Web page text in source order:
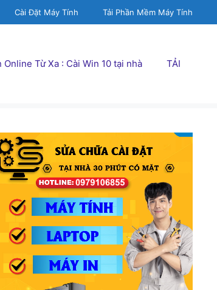
Cài Đặt Máy Tính Tải Phần Mềm Máy Tính
Online Từ Xa : Cài Win 10 tại nhà TẢI